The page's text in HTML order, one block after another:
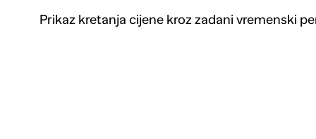
Prikaz kretanja cijene kroz zadani vremenski